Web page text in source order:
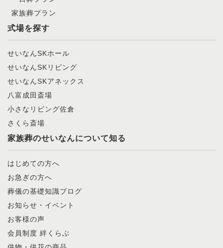
家族葬プラン
式場を探す
せいなんSKホール
せいなんSKリビング
せいなんSKアネックス
八富成田斎場
小さなリビング佐倉
さくら斎場
家族葬のせいなんについて知る
はじめての方へ
お急ぎの方へ
葬儀の基礎知識ブログ
お知らせ・イベント
お客様の声
会員制度 絆くらぶ